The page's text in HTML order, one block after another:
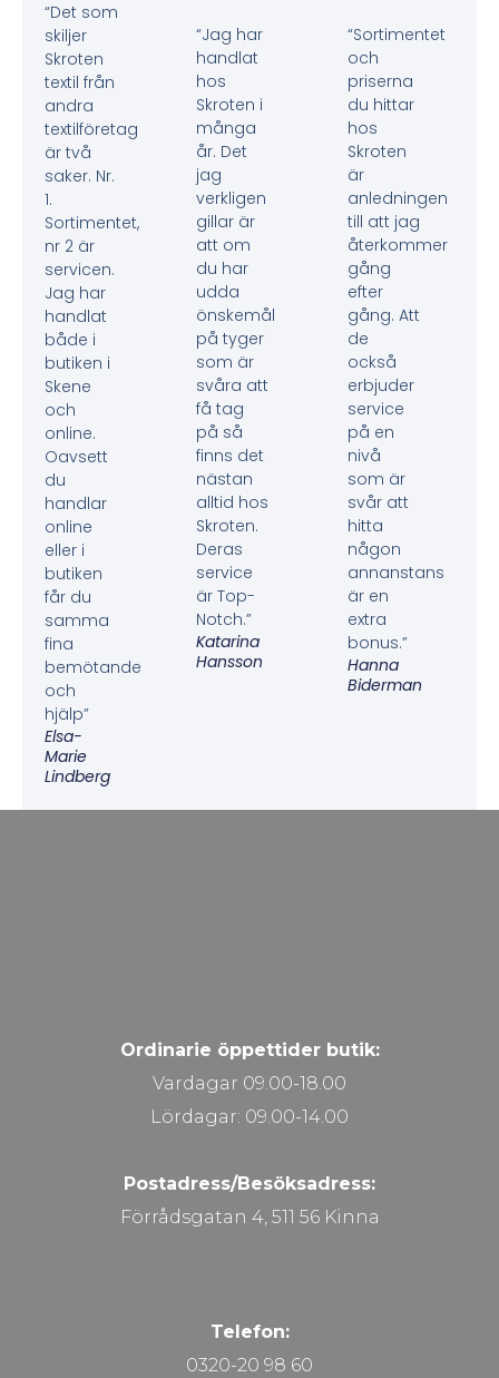
“Det som
skiljer
Skroten
textil från
andra
textilföretag
är två
saker. Nr.
1.
Sortimentet,
nr 2 är
servicen.
Jag har
handlat
både i
butiken i
Skene
och
online.
Oavsett
du
handlar
online
eller i
butiken
får du
samma
fina
bemötande
och
hjälp”
Elsa-
Marie
Lindberg
“Jag har
handlat
hos
Skroten i
många
år. Det
jag
verkligen
gillar är
att om
du har
udda
önskemål
på tyger
som är
svåra att
få tag
på så
finns det
nästan
alltid hos
Skroten.
Deras
service
är Top-
Notch.”
Katarina
Hansson
“Sortimentet
och
priserna
du hittar
hos
Skroten
är
anledningen
till att jag
återkommer
gång
efter
gång. Att
de
också
erbjuder
service
på en
nivå
som är
svår att
hitta
någon
annanstans
är en
extra
bonus.”
Hanna
Biderman
Ordinarie öppettider butik:
Vardagar 09.00-18.00
Lördagar: 09.00-14.00
Postadress/Besöksadress:
Förrådsgatan 4, 511 56 Kinna
Telefon:
0320-20 98 60